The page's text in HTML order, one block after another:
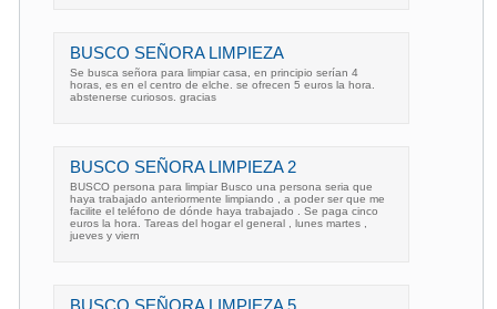
BUSCO SEÑORA LIMPIEZA
Se busca señora para limpiar casa, en principio serían 4
horas, es en el centro de elche. se ofrecen 5 euros la hora.
abstenerse curiosos. gracias
BUSCO SEÑORA LIMPIEZA 2
BUSCO persona para limpiar Busco una persona seria que
haya trabajado anteriormente limpiando , a poder ser que me
facilite el teléfono de dónde haya trabajado . Se paga cinco
euros la hora. Tareas del hogar el general , lunes martes ,
jueves y viern